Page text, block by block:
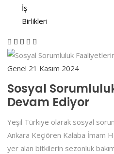
İş
Birlikleri
Genel 21 Kasım 2024
Sosyal
Devam Ediyor
Yeşil Türkiye olarak sosyal
Ankara Keçiören Kalaba İmam
yer alan bitkilerin sezonluk